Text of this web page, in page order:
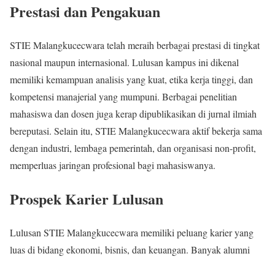
Prestasi dan Pengakuan
STIE Malangkucecwara telah meraih berbagai prestasi di tingkat
nasional maupun internasional. Lulusan kampus ini dikenal
memiliki kemampuan analisis yang kuat, etika kerja tinggi, dan
kompetensi manajerial yang mumpuni. Berbagai penelitian
mahasiswa dan dosen juga kerap dipublikasikan di jurnal ilmiah
bereputasi. Selain itu, STIE Malangkucecwara aktif bekerja sama
dengan industri, lembaga pemerintah, dan organisasi non-profit,
memperluas jaringan profesional bagi mahasiswanya.
Prospek Karier Lulusan
Lulusan STIE Malangkucecwara memiliki peluang karier yang
luas di bidang ekonomi, bisnis, dan keuangan. Banyak alumni